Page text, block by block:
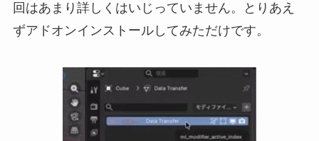
回はあまり詳しくはいじっていません。とりあえ
ずアドオンインストールしてみただけです。